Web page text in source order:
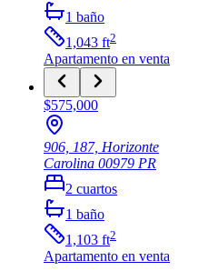
1 baño
1,043 ft2
Apartamento en venta
$575,000
906, 187, Horizonte
Carolina 00979 PR
2 cuartos
1 baño
1,103 ft2
Apartamento en venta